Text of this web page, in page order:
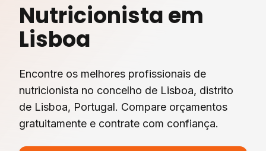
Nutricionistaem
Lisboa
Encontre os melhores profissionais de
nutricionista no concelho de Lisboa, distrito
de Lisboa, Portugal. Compare orçamentos
gratuitamente e contrate com confiança.